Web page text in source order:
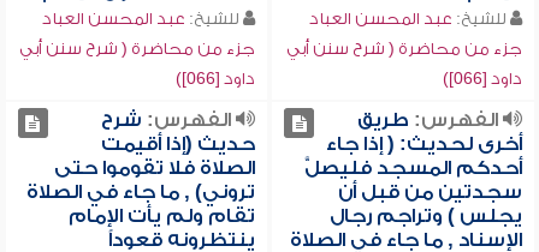
للشيخ: عبد المحسن العباد
جزء من محاضرة ( شرح سنن أبي
داود [066])
للشيخ: عبد المحسن العباد
جزء من محاضرة ( شرح سنن أبي
داود [066])
الفهرس: طريق
أخرى لحديث: ( إذا جاء
أحدكم المسجد فليصلَّ
سجدتين من قبل أن
يجلس ) وتراجم رجال
الإسناد , ما جاء في الصلاة
الفهرس: شرح
حديث (إذا أقيمت
الصلاة فلا تقوموا حتى
تروني) , ما جاء في الصلاة
تقام ولم يأت الإمام
ينتظرونه قعوداً